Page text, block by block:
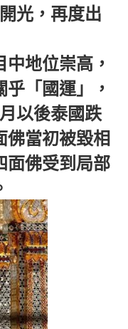
光，再度出
地位崇高，
「國運」，
以後泰國跌
佛當初被毀相
面佛受到局部